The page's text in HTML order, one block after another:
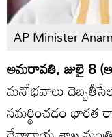
AP Minister
అమరావతి, జులై 8
మనోభవాలు దెబ్బతీసేలా
సమర్థించడం భారత